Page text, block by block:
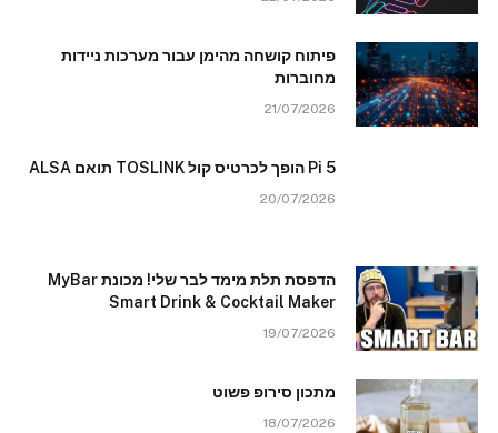
פיתוח קושחה מהימן עבור מערכות ניידות
מחוברות
21/07/2026
Pi 5 הופך לכרטיס קול TOSLINK תואם ALSA
20/07/2026
הדפסת תלת מימד לבר שלי! מכונת MyBar
Smart Drink & Cocktail Maker
19/07/2026
מתכון סירופ פשוט
18/07/2026